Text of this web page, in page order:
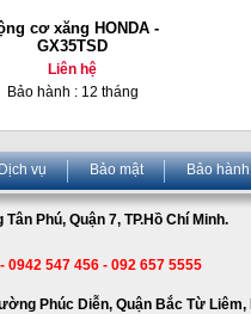
cơ xăng HONDA -
GX35TSD
Liên hệ
Bảo hành : 12 tháng
vụ Bảo mật Bảo hành
Phú, Quận 7, TP.Hồ Chí Minh.
0942 547 456 - 092 657 5555
Phúc Diễn, Quận Bắc Từ Liêm,